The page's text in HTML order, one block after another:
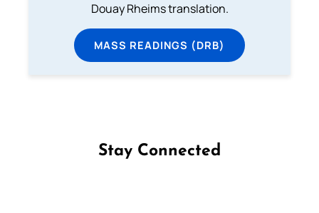
Douay Rheims translation.
MASS READINGS (DRB)
Stay Connected